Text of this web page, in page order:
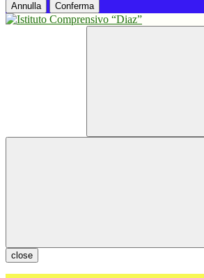
Annulla Conferma
close